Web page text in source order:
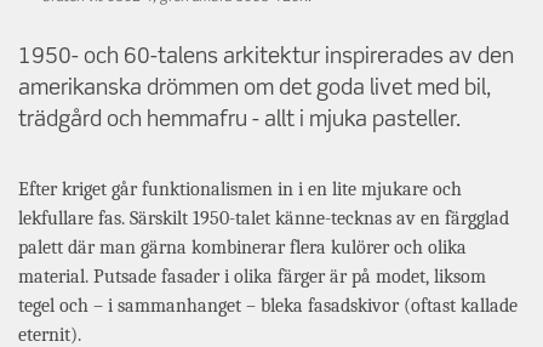
1950- och 60-talens arkitektur inspirerades av den
amerikanska drömmen om det goda livet med bil,
trädgård och hemmafru - allt i mjuka pasteller.
Efter kriget går funktionalismen in i en lite mjukare och
lekfullare fas. Särskilt 1950-talet känne-tecknas av en färgglad
palett där man gärna kombinerar flera kulörer och olika
material. Putsade fasader i olika färger är på modet, liksom
tegel och – i sammanhanget – bleka fasadskivor (oftast kallade
eternit).